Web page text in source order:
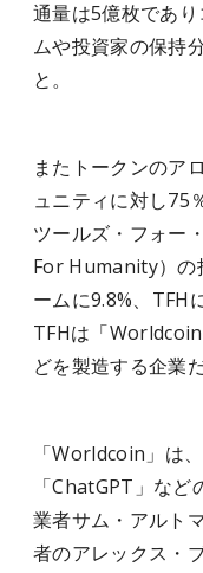
通量は5億枚であ
ムや投資家の保持
と。
またトークンのア
ュニティに対し75
ツールズ・フォー
For Humanity）の
ームに9.8%、TFH
TFHは「
どを製造する企業だ
「Worldcoin」は
「ChatGPT」な
業者サム・アルト
者のアレックス・